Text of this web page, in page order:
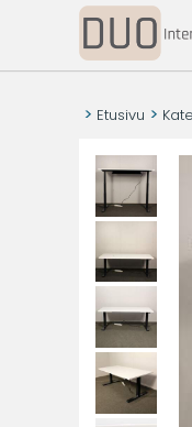
Etusivu